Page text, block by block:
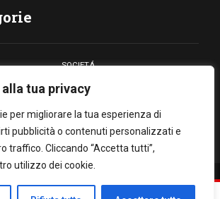
tua privacy
per migliorare la tua esperienza di
pubblicità o contenuti personalizzati e
traffico. Cliccando “Accetta tutti”,
utilizzo dei cookie.
SOCIETÁ
GIUBILEO
MEDIA